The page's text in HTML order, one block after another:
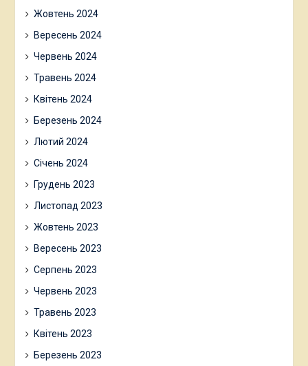
Жовтень 2024
Вересень 2024
Червень 2024
Травень 2024
Квітень 2024
Березень 2024
Лютий 2024
Січень 2024
Грудень 2023
Листопад 2023
Жовтень 2023
Вересень 2023
Серпень 2023
Червень 2023
Травень 2023
Квітень 2023
Березень 2023